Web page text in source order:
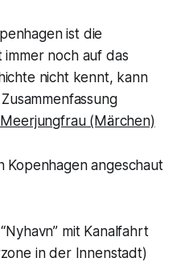
ist die
noch auf das
nicht kennt, kann
(Märchen)
Kopenhagen angeschaut
mit Kanalfahrt
in der Innenstadt)